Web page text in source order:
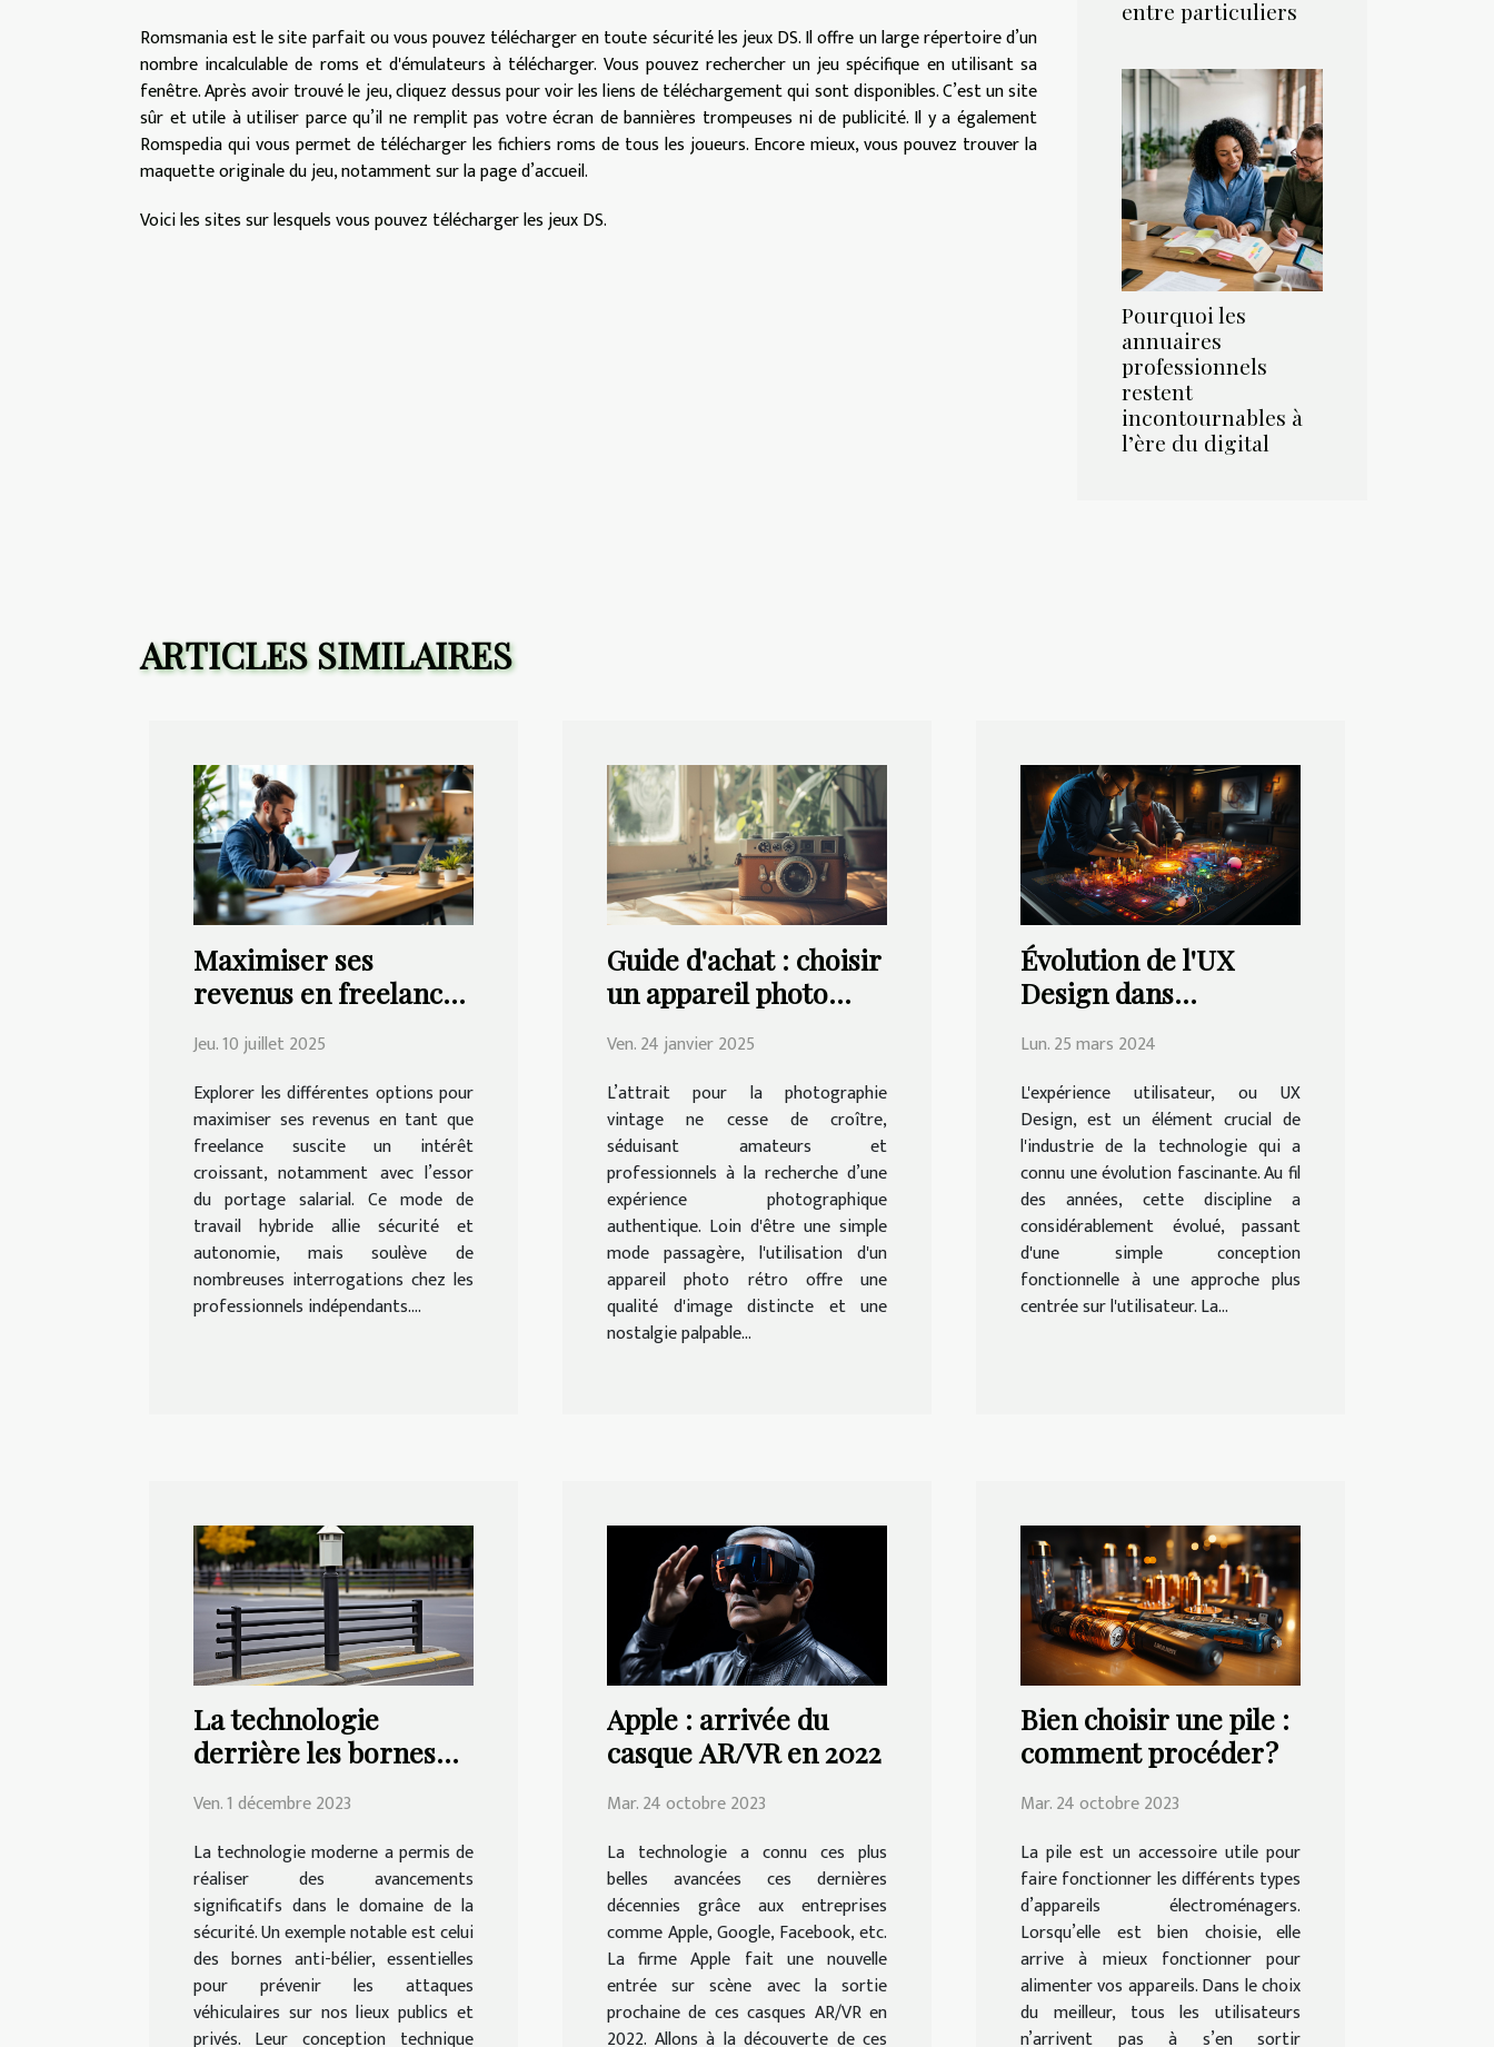
Romsmania est le site parfait ou vous pouvez télécharger en toute sécurité les jeux DS. Il offre un large répertoire d’un
nombre incalculable de roms et d'émulateurs à télécharger. Vous pouvez rechercher un jeu spécifique en utilisant sa
fenêtre. Après avoir trouvé le jeu, cliquez dessus pour voir les liens de téléchargement qui sont disponibles. C’est un site
sûr et utile à utiliser parce qu’il ne remplit pas votre écran de bannières trompeuses ni de publicité. Il y a également
Romspedia qui vous permet de télécharger les fichiers roms de tous les joueurs. Encore mieux, vous pouvez trouver la
maquette originale du jeu, notamment sur la page d’accueil.
Voici les sites sur lesquels vous pouvez télécharger les jeux DS.
entre particuliers
Pourquoi les
annuaires
professionnels
restent
incontournables à
l’ère du digital
ARTICLES SIMILAIRES
Maximiser ses
revenus en freelance :
portage salarial ?
Jeu. 10 juillet 2025
Explorer les différentes options pour
maximiser ses revenus en tant que
freelance suscite un intérêt
croissant, notamment avec l’essor
du portage salarial. Ce mode de
travail hybride allie sécurité et
autonomie, mais soulève de
nombreuses interrogations chez les
professionnels indépendants....
Guide d'achat : choisir
un appareil photo
besoins
Ven. 24 janvier 2025
L’attrait pour la photographie
vintage ne cesse de croître,
séduisant amateurs et
professionnels à la recherche d’une
expérience photographique
authentique. Loin d'être une simple
mode passagère, l'utilisation d'un
appareil photo rétro offre une
qualité d'image distincte et une
nostalgie palpable...
Évolution de l'UX
Design dans
technologie
Lun. 25 mars 2024
L'expérience utilisateur, ou UX
Design, est un élément crucial de
l'industrie de la technologie qui a
connu une évolution fascinante. Au fil
des années, cette discipline a
considérablement évolué, passant
d'une simple conception
fonctionnelle à une approche plus
centrée sur l'utilisateur. La...
La technologie
derrière les bornes
Ven. 1 décembre 2023
La technologie moderne a permis de
réaliser des avancements
significatifs dans le domaine de la
sécurité. Un exemple notable est celui
des bornes anti-bélier, essentielles
pour prévenir les attaques
véhiculaires sur nos lieux publics et
privés. Leur conception technique
Apple : arrivée du
casque AR/VR en 2022
Mar. 24 octobre 2023
La technologie a connu ces plus
belles avancées ces dernières
décennies grâce aux entreprises
comme Apple, Google, Facebook, etc.
La firme Apple fait une nouvelle
entrée sur scène avec la sortie
prochaine de ces casques AR/VR en
2022. Allons à la découverte de ces
Bien choisir une pile :
comment procéder ?
Mar. 24 octobre 2023
La pile est un accessoire utile pour
faire fonctionner les différents types
d’appareils électroménagers.
Lorsqu’elle est bien choisie, elle
arrive à mieux fonctionner pour
alimenter vos appareils. Dans le choix
du meilleur, tous les utilisateurs
n’arrivent pas à s’en sortir